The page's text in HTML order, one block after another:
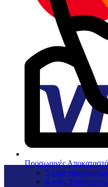
Προσωρινές
Υλικά
Κονίες